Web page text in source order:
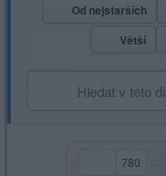
Od nejstarších
Větší
780